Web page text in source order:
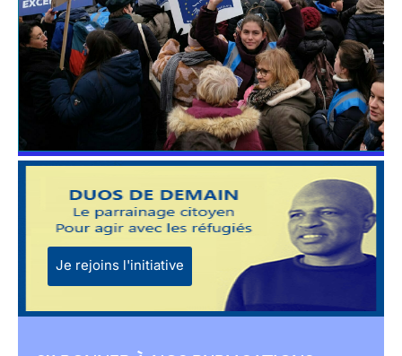
Je rejoins l'initiative